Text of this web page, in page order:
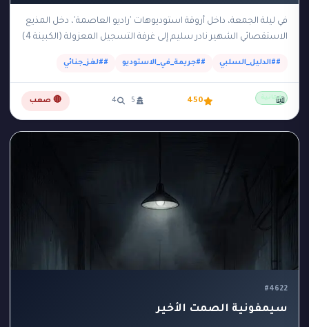
في ليلة الجمعة، داخل أروقة استوديوهات 'راديو العاصمة'، دخل المذيع
الاستقصائي الشهير نادر سليم إلى غرفة التسجيل المعزولة (الكبينة 4)
##الدليل_السلبي ##جريمة_في_الاستوديو ##لغز_جنائي
مجانية 450
5
4 🔴 صعب 📖
#4622
سيمفونية الصمت الأخير